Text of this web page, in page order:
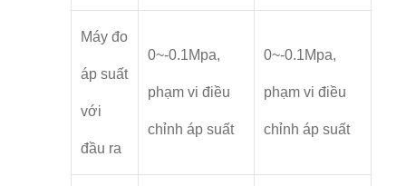
Máy đo
áp suất
với
đầu ra
0~-0.1Mpa,
phạm vi điều
chỉnh áp suất
0~-0.1Mpa,
phạm vi điều
chỉnh áp suất